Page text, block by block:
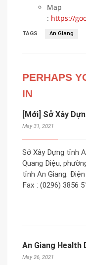
Map
: https://
TAGS An Giang
PERHAPS
IN
[Mới] Sở Xây
May 31, 2021
Sở Xây Dựng tỉnh
Quang Diệu,
tỉnh An Giang.
Fax : (0296) 3856
An Giang Health
May 26, 2021